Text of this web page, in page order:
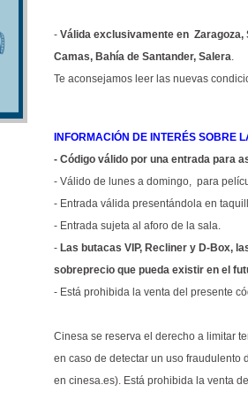
- Válida exclusivamente en Zaragoza,
Camas, Bahía de Santander, Salera
Te aconsejamos leer las nuevas
INFORMACIÓN DE INTERÉS SOBRE
- Código válido por una entrada para
- Válido de lunes a domingo, para
- Entrada válida presentándola en
- Entrada sujeta al aforo de la sala.
- Las butacas VIP, Recliner y D-Box,
sobreprecio que pueda existir en el
- Está prohibida la venta del presente
Cinesa se reserva el derecho a limitar
en caso de detectar un uso fraudulento
en cinesa.es). Está prohibida la venta